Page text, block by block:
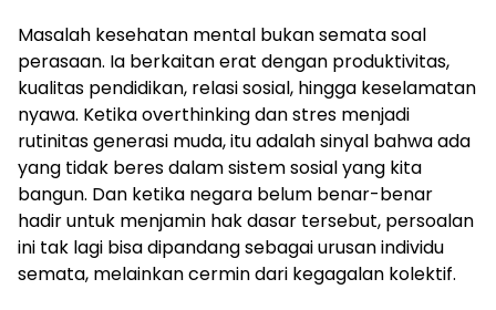
Masalah kesehatan mental bukan semata soal
perasaan. Ia berkaitan erat dengan produktivitas,
kualitas pendidikan, relasi sosial, hingga keselamatan
nyawa. Ketika overthinking dan stres menjadi
rutinitas generasi muda, itu adalah sinyal bahwa ada
yang tidak beres dalam sistem sosial yang kita
bangun. Dan ketika negara belum benar-benar
hadir untuk menjamin hak dasar tersebut, persoalan
ini tak lagi bisa dipandang sebagai urusan individu
semata, melainkan cermin dari kegagalan kolektif.